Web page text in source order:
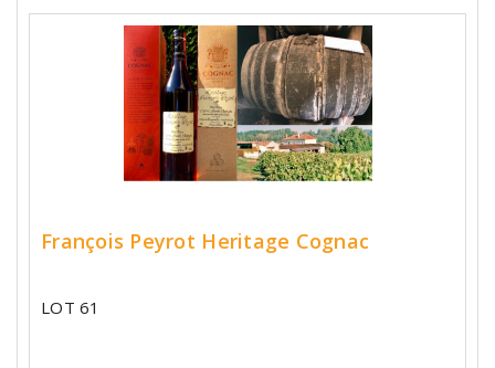
François Peyrot Heritage Cognac
LOT 61